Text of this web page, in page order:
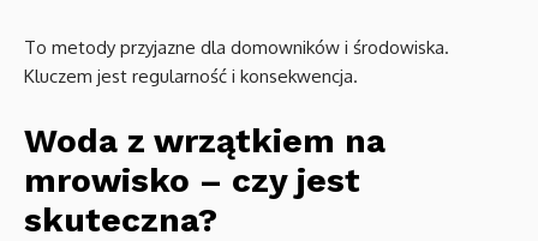
To metody przyjazne dla domowników i środowiska.
Kluczem jest regularność i konsekwencja.
Woda z wrzątkiem na
mrowisko – czy jest
skuteczna?